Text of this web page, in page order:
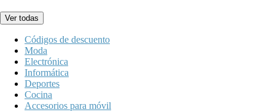
Ver todas
Códigos de descuento
Moda
Electrónica
Informática
Deportes
Cocina
Accesorios para móvil